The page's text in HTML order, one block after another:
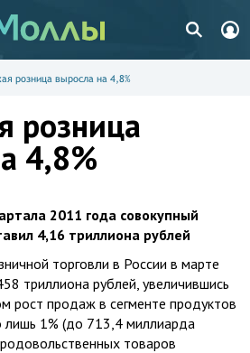
розница выросла на 4,8%
розница
4,8%
2011 года совокупный
4,16 триллиона рублей
торговли в России в марте
триллиона рублей, увеличившись
рост продаж в сегменте продуктов
лишь 1% (до 713,4 миллиарда
товаров